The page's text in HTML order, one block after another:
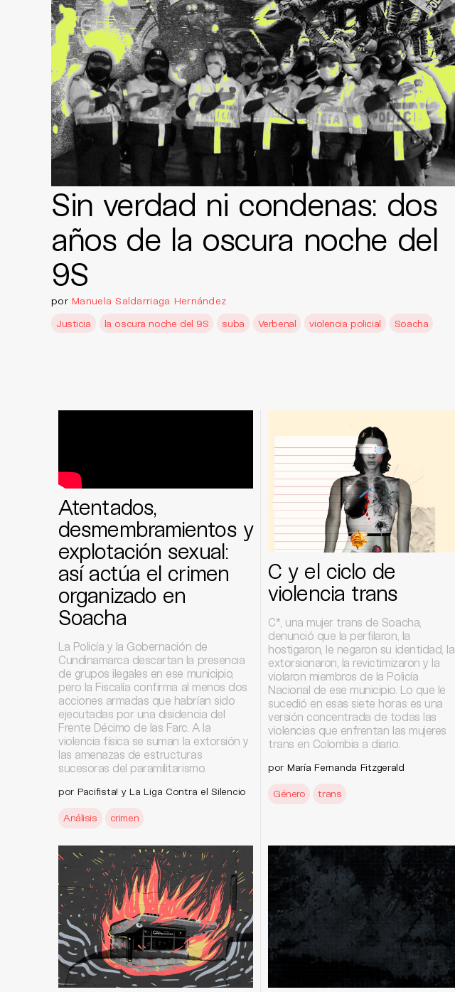
Sin verdad ni condenas: dos
años de la oscura noche del
9S
por Manuela Saldarriaga Hernández
Justicia
la oscura noche del 9S suba Verbenal violencia policial Soacha
Atentados,
desmembramientos y
explotación sexual:
así actúa el crimen
organizado en
Soacha
La Policía y la Gobernación de
Cundinamarca descartan la presencia
de grupos ilegales en ese municipio,
pero la Fiscalía confirma al menos dos
acciones armadas que habrían sido
ejecutadas por una disidencia del
Frente Décimo de las Farc. A la
violencia física se suman la extorsión y
las amenazas de estructuras
sucesoras del paramilitarismo.
por Pacifista! y La Liga Contra el Silencio
Análisis crimen
C y el ciclo de
violencia trans
C*, una mujer trans de Soacha,
denunció que la perfilaron, la
hostigaron, le negaron su identidad, la
extorsionaron, la revictimizaron y la
violaron miembros de la Policía
Nacional de ese municipio. Lo que le
sucedió en esas siete horas es una
versión concentrada de todas las
violencias que enfrentan las mujeres
trans en Colombia a diario.
por María Fernanda Fitzgerald
Género trans